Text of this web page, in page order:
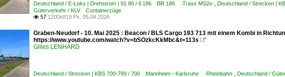
Deutschland / E-Loks | Drehstrom | 91 80 / 6 186 BR 186 ·Traxx MS2e· Deutschland / Strecken |
Güterverkehr / KLV Containerzüge
 57 1200x819 Px, 05.08.2026
Graben-Neudorf - 10. Mai 2025 : Beacon / BLS Cargo 193 713 mit einem Kombi in
https://www.youtube.com/watch?v=bSOzkcKkMbc&t=113s 
Gilles LENHARD
Deutschland / Strecken | KBS 700-799 / 700 Mannheim – Karlsruhe ·Rheinbahn· Deutschland /